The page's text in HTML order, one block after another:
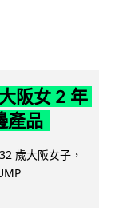
阪女 2 年
產品
歲大阪女子，